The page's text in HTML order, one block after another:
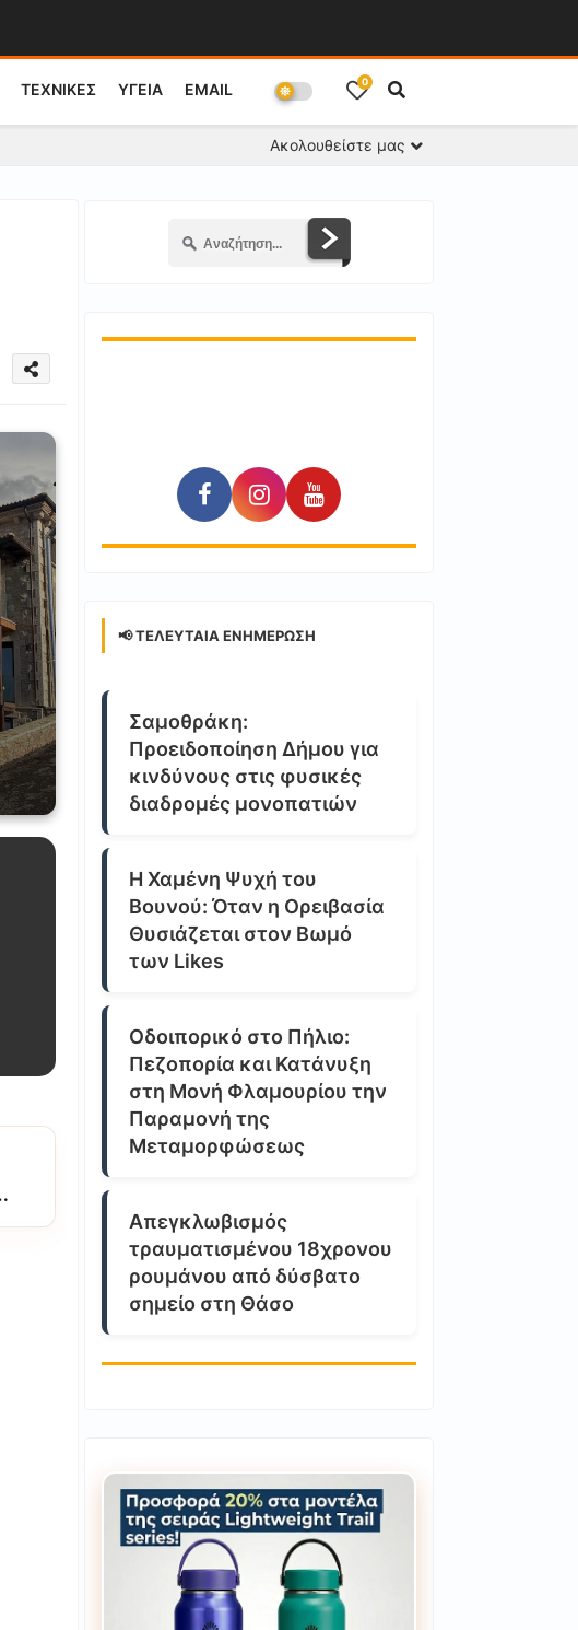
ΤΕΧΝΙΚΕΣ ΥΓΕΙΑ EMAIL 0
Ακολουθείστε μας
📢 ΤΕΛΕΥΤΑΊΑ ΕΝΗΜΈΡΩΣΗ
Σαμοθράκη:
Προειδοποίηση Δήμου για
κινδύνους στις φυσικές
διαδρομές μονοπατιών
Η Χαμένη Ψυχή του
Βουνού: Όταν η Ορειβασία
Θυσιάζεται στον Βωμό
των Likes
Οδοιπορικό στο Πήλιο:
Πεζοπορία και Κατάνυξη
στη Μονή Φλαμουρίου την
Παραμονή της
Μεταμορφώσεως
Απεγκλωβισμός
τραυματισμένου 18χρονου
ρουμάνου από δύσβατο
σημείο στη Θάσο